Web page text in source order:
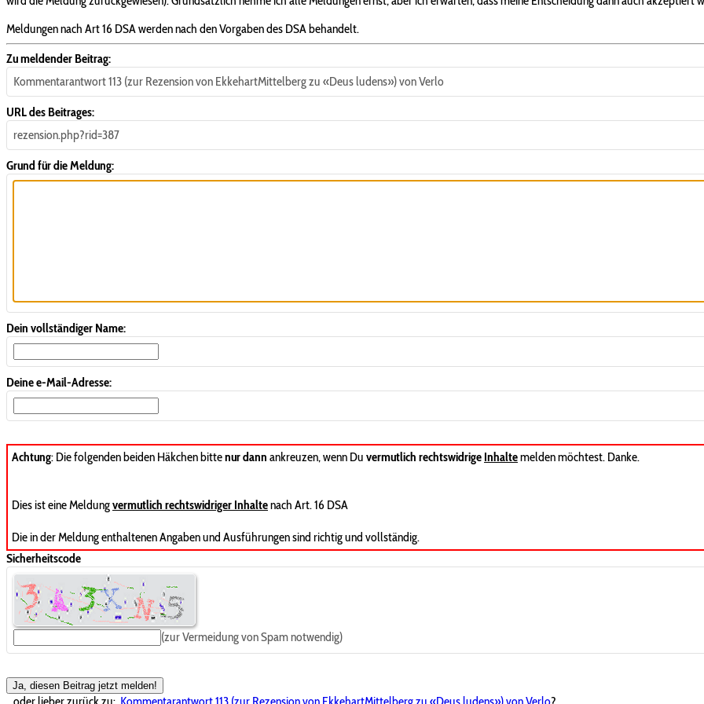
Meldungen nach Art 16 DSA werden nach den Vorgaben des DSA behandelt.
Zu meldender Beitrag:
Kommentarantwort 113 (zur Rezension von EkkehartMittelberg zu «Deus ludens») von Verlo
URL des Beitrages:
rezension.php?rid=387
Grund für die Meldung:
Dein vollständiger Name:
Deine e-Mail-Adresse:
Achtung: Die folgenden beiden Häkchen bittenur dann ankreuzen, wenn Du vermutlich rechtswidrige Inhaltemelden möchtest. Danke.
Dies ist eine Meldungvermutlich rechtswidriger Inhaltenach Art. 16 DSA
Die in der Meldung enthaltenen Angaben und Ausführungen sind richtig und vollständig.
Sicherheitscode
(zur Vermeidung von Spam notwendig)
Ja, diesen Beitrag jetzt melden!
...oder lieber zurück zu: Kommentarantwort 113 (zur Rezension von EkkehartMittelberg zu «Deus ludens») von Verlo?